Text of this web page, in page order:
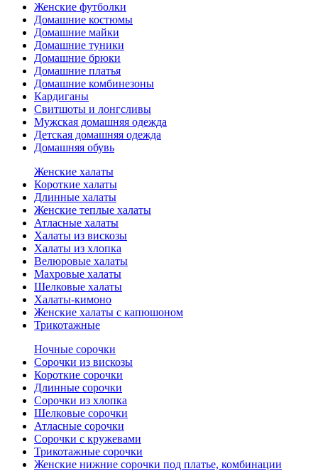
Женские футболки
Домашние костюмы
Домашние майки
Домашние туники
Домашние брюки
Домашние платья
Домашние комбинезоны
Кардиганы
Свитшоты и лонгсливы
Мужская домашняя одежда
Детская домашняя одежда
Домашняя обувь
Женские халаты
Короткие халаты
Длинные халаты
Женские теплые халаты
Атласные халаты
Халаты из вискозы
Халаты из хлопка
Велюровые халаты
Махровые халаты
Шелковые халаты
Халаты-кимоно
Женские халаты с капюшоном
Трикотажные
Ночные сорочки
Сорочки из вискозы
Короткие сорочки
Длинные сорочки
Сорочки из хлопка
Шелковые сорочки
Атласные сорочки
Сорочки с кружевами
Трикотажные сорочки
Женские нижние сорочки под платье, комбинации